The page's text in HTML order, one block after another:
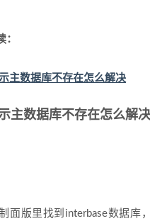
主数据库不存在怎么解决
主数据库不存在怎么解决
面版里找到interbase数据库